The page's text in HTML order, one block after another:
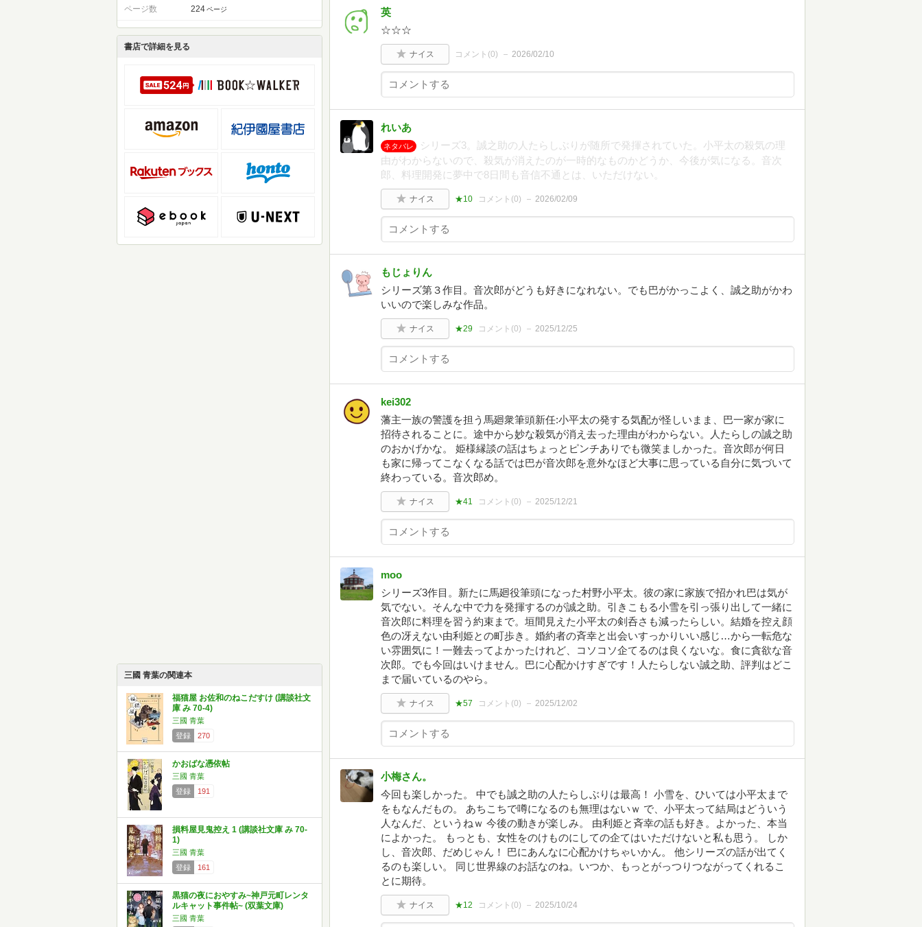
ページ数 224 ページ
書店で詳細を見る
三國 青葉の関連本
福猫屋 お佐和のねこだすけ (講談社文
庫 み 70-4)
三國 青葉
登録
270
かおばな憑依帖
三國 青葉
登録
191
損料屋見鬼控え 1 (講談社文庫 み 70-
1)
三國 青葉
登録
161
黒猫の夜におやすみ~神戸元町レンタ
ルキャット事件帖~ (双葉文庫)
三國 青葉
英
☆☆☆
ナイス コメント(0) 2026/02/10
れいあ
ネタバレ
シリーズ3。誠之助の人たらしぶりが随所で発揮されていた。小平太の殺気の理
由がわからないので、殺気が消えたのが一時的なものかどうか、今後が気になる。音次
郎、料理開発に夢中で8日間も音信不通とは、いただけない。
ナイス ★10 コメント(0) 2026/02/09
もじょりん
シリーズ第３作目。音次郎がどうも好きになれない。でも巴がかっこよく、誠之助がかわ
いいので楽しみな作品。
ナイス ★29 コメント(0) 2025/12/25
kei302
藩主一族の警護を担う馬廻衆筆頭新任:小平太の発する気配が怪しいまま、巴一家が家に
招待されることに。途中から妙な殺気が消え去った理由がわからない。人たらしの誠之助
のおかげかな。 姫様縁談の話はちょっとピンチありでも微笑ましかった。音次郎が何日
も家に帰ってこなくなる話では巴が音次郎を意外なほど大事に思っている自分に気づいて
終わっている。音次郎め。
ナイス ★41 コメント(0) 2025/12/21
moo
シリーズ3作目。新たに馬廻役筆頭になった村野小平太。彼の家に家族で招かれ巴は気が
気でない。そんな中で力を発揮するのが誠之助。引きこもる小雪を引っ張り出して一緒に
音次郎に料理を習う約束まで。垣間見えた小平太の剣呑さも減ったらしい。結婚を控え顔
色の冴えない由利姫との町歩き。婚約者の斉幸と出会いすっかりいい感じ…から一転危な
い雰囲気に！一難去ってよかったけれど、コソコソ企てるのは良くないな。食に貪欲な音
次郎。でも今回はいけません。巴に心配かけすぎです！人たらしない誠之助、評判はどこ
まで届いているのやら。
ナイス ★57 コメント(0) 2025/12/02
小梅さん。
今回も楽しかった。 中でも誠之助の人たらしぶりは最高！ 小雪を、ひいては小平太まで
をもなんだもの。 あちこちで噂になるのも無理はないｗ で、小平太って結局はどういう
人なんだ、というねｗ 今後の動きが楽しみ。 由利姫と斉幸の話も好き。よかった、本当
によかった。 もっとも、女性をのけものにしての企てはいただけないと私も思う。 しか
し、音次郎、だめじゃん！ 巴にあんなに心配かけちゃいかん。 他シリーズの話が出てく
るのも楽しい。 同じ世界線のお話なのね。いつか、もっとがっつりつながってくれるこ
とに期待。
ナイス ★12 コメント(0) 2025/10/24